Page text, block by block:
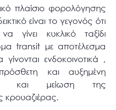
πλαίσιο φορολόγησης
είναι το γεγονός ότι
γίνει κυκλικό ταξίδι
transit με αποτέλεσμα
ενδοκοινοτικά ,
και αυξημένη
και μείωση της
κρουαζιέρας.